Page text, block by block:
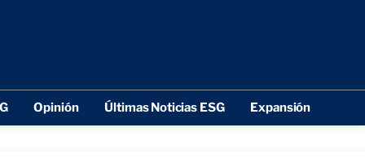
Opinión Últimas Noticias ESG Expansión